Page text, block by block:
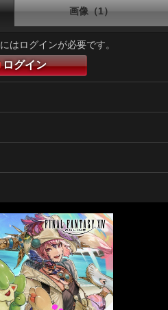
画像（1）
はログインが必要です。
ログイン